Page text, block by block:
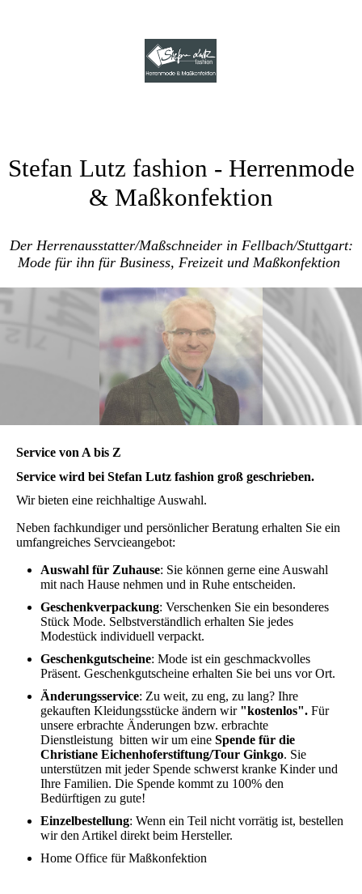
Stefan Lutz fashion - Herrenmode
& Maßkonfektion
Der Herrenausstatter/Maßschneider in Fellbach/Stuttgart:
Mode für ihn für Business, Freizeit und Maßkonfektion
Service von A bis Z
Service wird bei Stefan Lutz fashion groß geschrieben.
Wir bieten eine reichhaltige Auswahl.
Neben fachkundiger und persönlicher Beratung erhalten Sie ein
umfangreiches Servcieangebot:
Auswahl für Zuhause: Sie können gerne eine Auswahl
mit nach Hause nehmen und in Ruhe entscheiden.
Geschenkverpackung: Verschenken Sie ein besonderes
Stück Mode. Selbstverständlich erhalten Sie jedes
Modestück individuell verpackt.
Geschenkgutscheine: Mode ist ein geschmackvolles
Präsent. Geschenkgutscheine erhalten Sie bei uns vor Ort.
Änderungsservice: Zu weit, zu eng, zu lang? Ihre
gekauften Kleidungsstücke ändern wir "kostenlos". Für
unsere erbrachte Änderungen bzw. erbrachte
Dienstleistung bitten wir um eine Spende für die
Christiane Eichenhoferstiftung/Tour Ginkgo. Sie
unterstützen mit jeder Spende schwerst kranke Kinder und
Ihre Familien. Die Spende kommt zu 100% den
Bedürftigen zu gute!
Einzelbestellung: Wenn ein Teil nicht vorrätig ist, bestellen
wir den Artikel direkt beim Hersteller.
Home Office für Maßkonfektion